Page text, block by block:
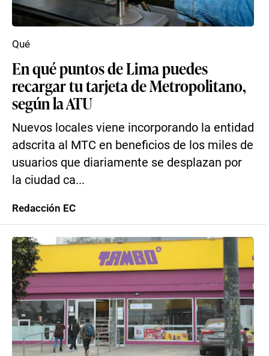
En qué puntos de Lima puedes
recargar tu tarjeta de Metropolitano,
según la ATU
Nuevos locales viene incorporando la entidad
adscrita al MTC en beneficios de los miles de
usuarios que diariamente se desplazan por
la ciudad ca...
Qué
Redacción EC